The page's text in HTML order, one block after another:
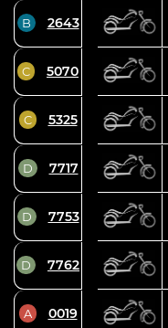
B 2643
C 5070
C 5325
D 7717
D 7753
D 7762
A 0019